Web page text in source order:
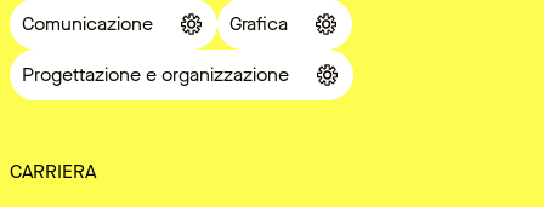
Comunicazione
Grafica
Progettazione e organizzazione
CARRIERA